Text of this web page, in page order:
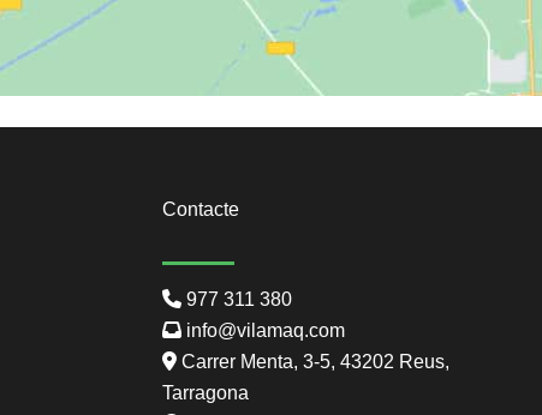
Contacte
977 311 380
info@vilamaq.com
Carrer Menta, 3-5, 43202 Reus,
Tarragona